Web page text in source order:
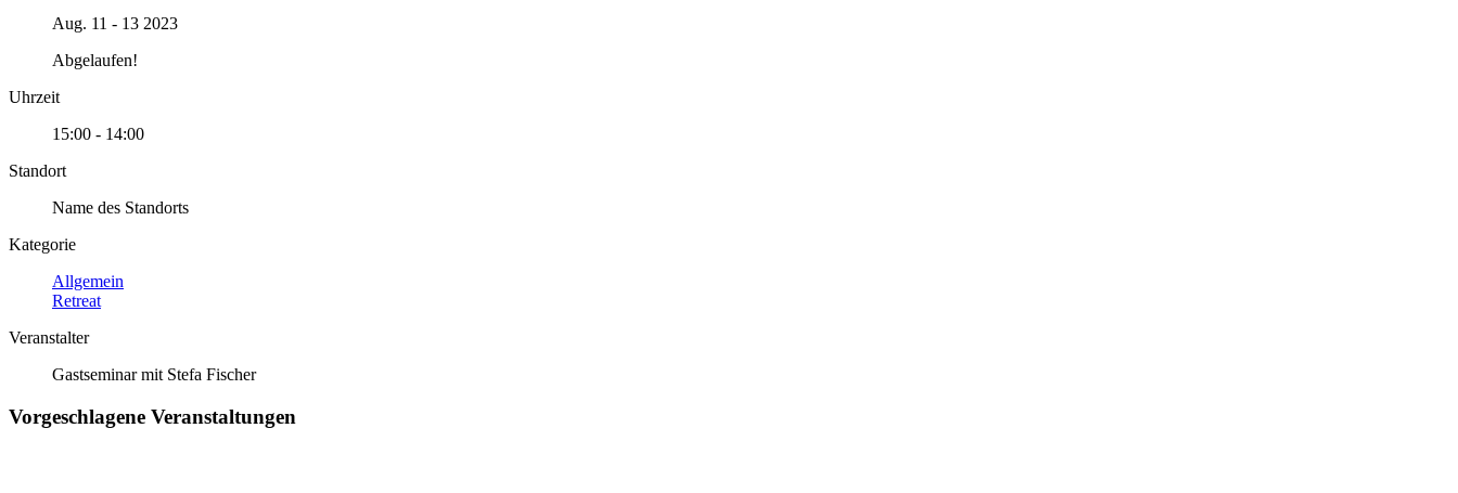
Aug. 11 - 13 2023
Abgelaufen!
Uhrzeit
15:00 - 14:00
Standort
Name des Standorts
Kategorie
Allgemein
Retreat
Veranstalter
Gastseminar mit Stefa Fischer
Vorgeschlagene Veranstaltungen